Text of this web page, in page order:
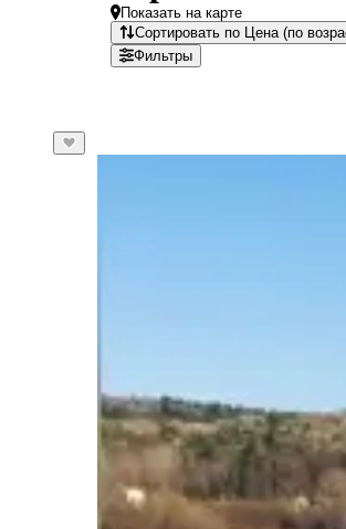
Показать на карте
Сортировать по Цена (по
Фильтры